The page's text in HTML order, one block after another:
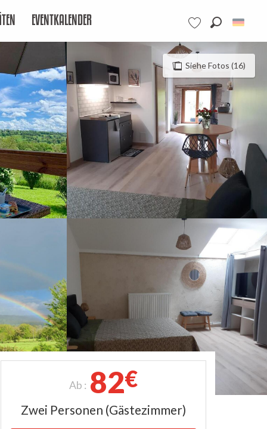
Voir les favoris
EVENTKALENDER
Siehe Fotos (16)
Ab : 82€
Zwei Personen (Gästezimmer)